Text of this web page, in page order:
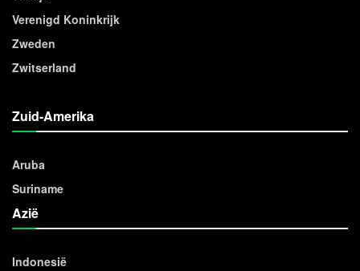
Verenigd Koninkrijk
Zweden
Zwitserland
Zuid-Amerika
Aruba
Suriname
Azië
Indonesië